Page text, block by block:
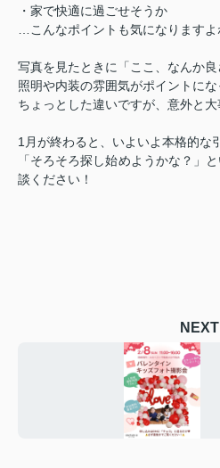
・家で快適に過ごせそうか
…こんなポイントも気になりますよ
写真を見たときに「ここ、なんか良
照明や内装の雰囲気がポイントにな
ちょっとした違いですが、意外と大
1月が終わると、いよいよ本格的な
「そろそろ探し始めようかな？」
談ください！
NEXT